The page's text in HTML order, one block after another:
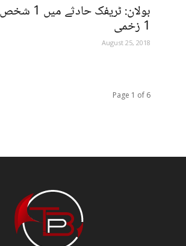
بولان: ٹریفک
1 زخمی
August 25, 2018
Page 1 of 6